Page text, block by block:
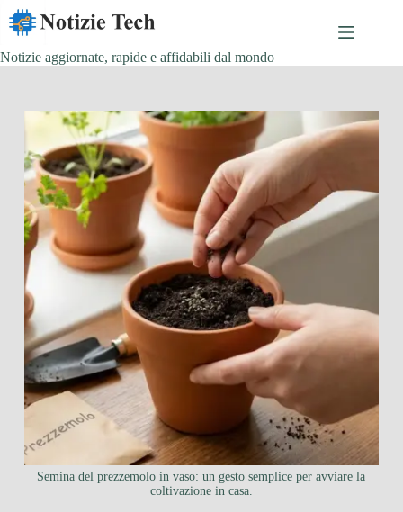
Salta
contenuto
Notizie aggiornate, rapide e affidabili dal mondo
Semina del prezzemolo in vaso: un gesto semplice per avviare la
coltivazione in casa.